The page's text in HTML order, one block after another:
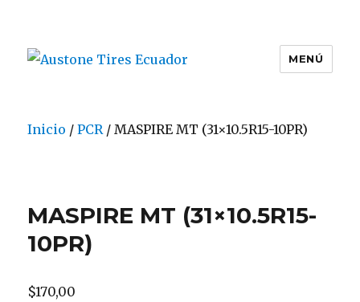
MENÚ
Inicio /PCR/ MASPIRE MT (31×10.5R15-10PR)
MASPIRE MT (31×10.5R15-
10PR)
$170,00